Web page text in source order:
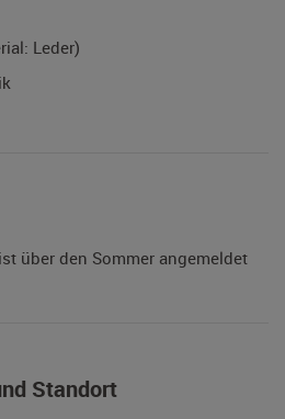
Leder)
über den Sommer angemeldet
Standort